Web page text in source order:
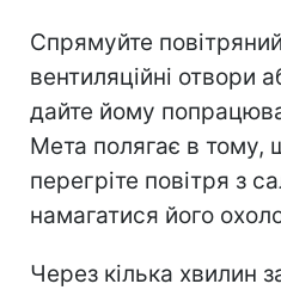
Спрямуйте
вентиляційні отвори
дайте йому
Мета полягає в тому,
перегріте повітря з
намагатися його
Через кілька хвилин